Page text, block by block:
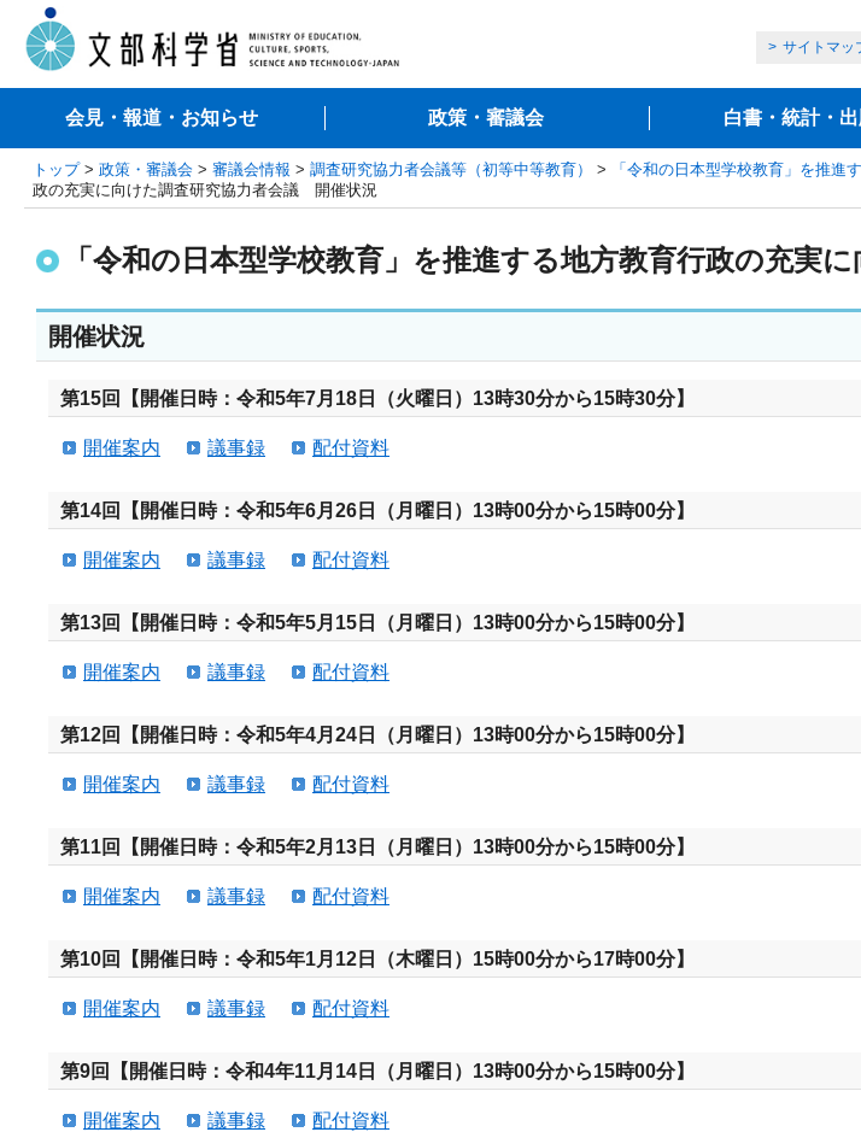
サイトマッ
会見・報道・お知らせ 政策・審議会 白書・統計・
トップ> 政策・審議会 > 審議会情報 > 調査研究協力者会議等（初等中等教育） > 「令和の日本型学校教育」を推進
政の充実に向けた調査研究協力者会議 開催状況
「令和の日本型学校教育」を推進する地方教育行政の充実
開催状況
第15回【開催日時：令和5年7月18日（火曜日）13時30分から15時30分】
開催案内 議事録 配付資料
第14回【開催日時：令和5年6月26日（月曜日）13時00分から15時00分】
開催案内 議事録 配付資料
第13回【開催日時：令和5年5月15日（月曜日）13時00分から15時00分】
開催案内 議事録 配付資料
第12回【開催日時：令和5年4月24日（月曜日）13時00分から15時00分】
開催案内 議事録 配付資料
第11回【開催日時：令和5年2月13日（月曜日）13時00分から15時00分】
開催案内 議事録 配付資料
第10回【開催日時：令和5年1月12日（木曜日）15時00分から17時00分】
開催案内 議事録 配付資料
第9回【開催日時：令和4年11月14日（月曜日）13時00分から15時00分】
開催案内 議事録 配付資料